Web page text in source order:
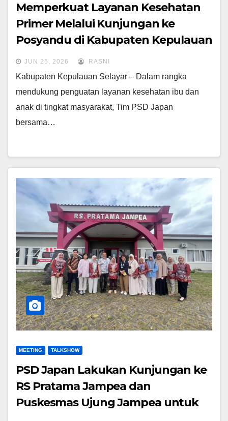
Memperkuat Layanan Kesehatan
Primer Melalui Kunjungan ke
Posyandu di Kabupaten Kepulauan
Selayar
JUN 25, 2026 RASNI
Kabupaten Kepulauan Selayar – Dalam rangka
mendukung penguatan layanan kesehatan ibu dan
anak di tingkat masyarakat, Tim PSD Japan
bersama…
MEETING TALKSHOW
PSD Japan Lakukan Kunjungan ke
RS Pratama Jampea dan
Puskesmas Ujung Jampea untuk